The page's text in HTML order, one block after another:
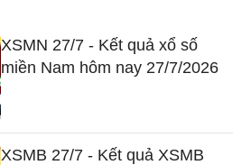
XSMN 27/7 - Kết quả xổ số
miền Nam hôm nay 27/7/2026
XSMB 27/7 - Kết quả XSMB